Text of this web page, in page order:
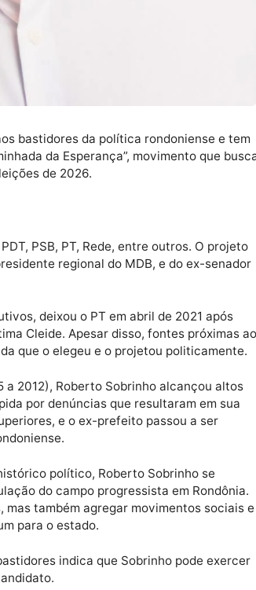
aos bastidores da política
da Esperança”,
eleições de 2026.
presidente regional do MDB, e do
deixou o PT em abril de
que o elegeu e o projetou
a 2012), Roberto Sobrinho
superiores, e o ex-prefeito passou
rondoniense.